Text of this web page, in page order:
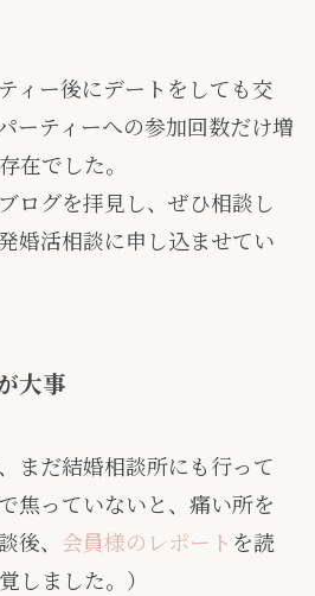
ィー後にデートをしても交
ーティーへの参加回数だけ増
在でした。
ログを拝見し、ぜひ相談し
婚活相談に申し込ませてい
大事
まだ結婚相談所にも行って
焦っていないと、痛い所を
後、 会員様のレポート を読
しました。）